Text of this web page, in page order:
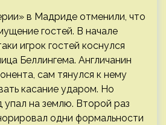
в Мадриде отменили, что
гостей. В начале
игрок гостей коснулся
Беллингема. Англичанин
сам тянулся к нему
касание ударом. Но
на землю. Второй раз
одни формальности